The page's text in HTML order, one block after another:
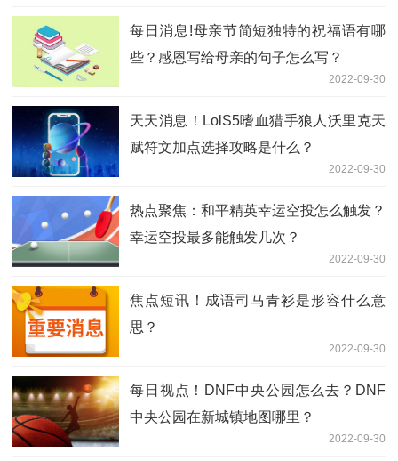
每日消息!母亲节简短独特的祝福语有哪
些？感恩写给母亲的句子怎么写？
2022-09-30
天天消息！LolS5嗜血猎手狼人沃里克天
赋符文加点选择攻略是什么？
2022-09-30
热点聚焦：和平精英幸运空投怎么触发？
幸运空投最多能触发几次？
2022-09-30
焦点短讯！成语司马青衫是形容什么意
思？
2022-09-30
每日视点！DNF中央公园怎么去？DNF
中央公园在新城镇地图哪里？
2022-09-30